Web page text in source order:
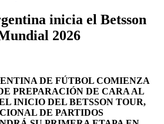
inicia el Betsson
2026
DE FÚTBOL COMIENZA
PREPARACIÓN DE CARA AL
INICIO DEL BETSSON TOUR,
DE PARTIDOS